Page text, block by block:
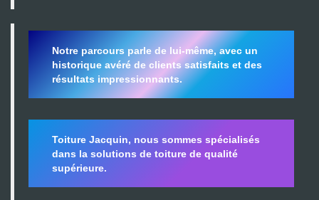
Notre parcours parle de lui-même, avec un
historique avéré de clients satisfaits et des
résultats impressionnants.
Toiture Jacquin, nous sommes spécialisés
dans la solutions de toiture de qualité
supérieure.